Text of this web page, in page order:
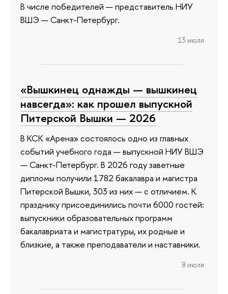
В числе победителей — представитель НИУ
ВШЭ — Санкт-Петербург.
13 июля
«Вышкинец однажды — вышкинец
навсегда»: как прошел выпускной
Питерской Вышки — 2026
В КСК «Арена» состоялось одно из главных
событий учебного года — выпускной НИУ ВШЭ
— Санкт-Петербург. В 2026 году заветные
дипломы получили 1782 бакалавра и магистра
Питерской Вышки, 303 из них — с отличием. К
празднику присоединились почти 6000 гостей:
выпускники образовательных программ
бакалавриата и магистратуры, их родные и
близкие, а также преподаватели и наставники.
8 июля